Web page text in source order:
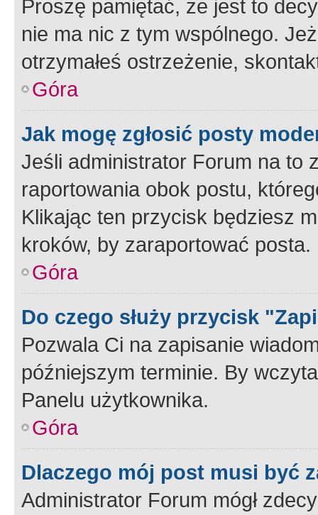
Proszę pamiętać, że jest to
nie ma nic z tym wspólnego.
otrzymałeś ostrzeżenie,
Góra
Jak mogę zgłosić posty
Jeśli administrator Forum na to
raportowania obok postu,
Klikając ten przycisk będziesz
kroków, by zaraportować posta.
Góra
Do czego służy przycisk
Pozwala Ci na zapisanie
późniejszym terminie. By
Panelu użytkownika.
Góra
Dlaczego mój post musi być
Administrator Forum mógł